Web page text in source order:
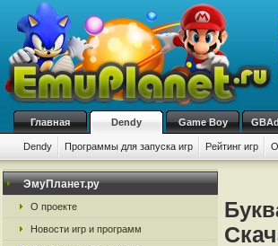
Главная Dendy Game Boy
Dendy Программы для запуска игр Рейтинг игр
ЭмуПланет.ру
О проекте
Новости игр и программ